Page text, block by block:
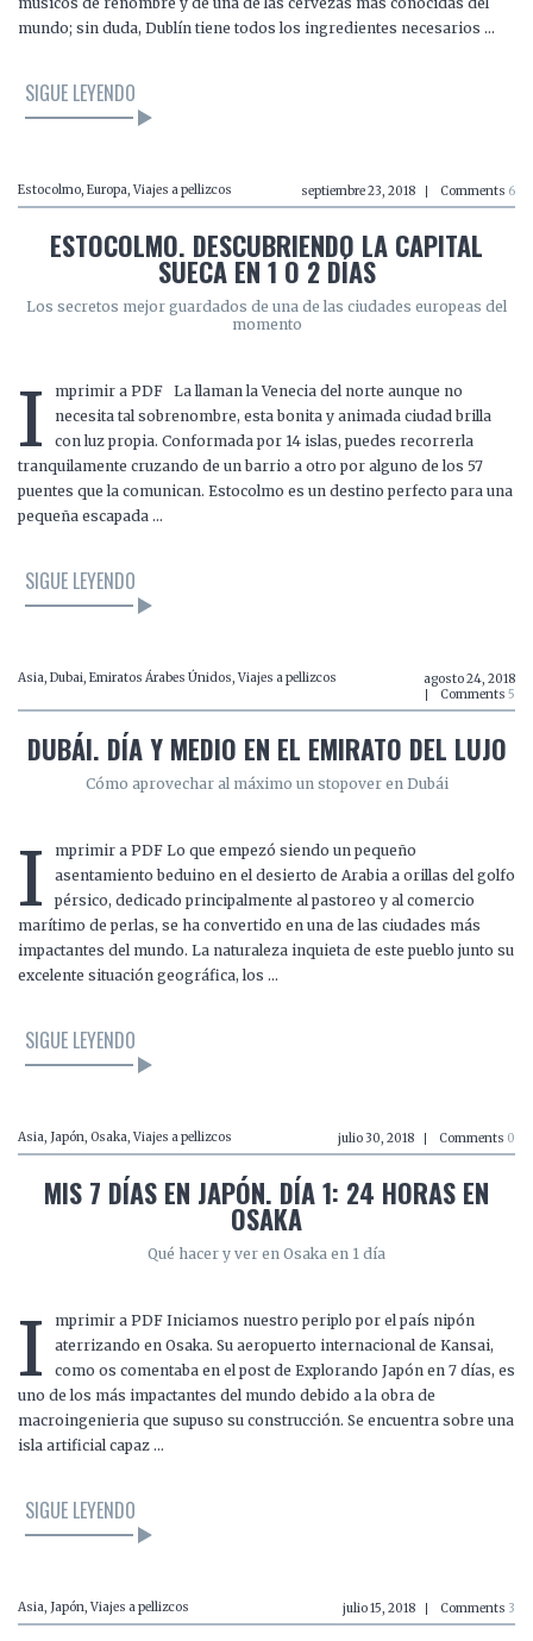
mundo; sin duda, Dublín tiene todos los ingredientes necesarios …
SIGUE LEYENDO
Estocolmo Europa Viajes a pellizcos septiembre 23, 2018 Comments 6
ESTOCOLMO. DESCUBRIENDO LA CAPITAL
SUECA EN 1 O 2 DÍAS
Los secretos mejor guardados de una de las ciudades europeas del
momento
I
mprimir a PDF La llaman la Venecia del norte aunque no
necesita tal sobrenombre, esta bonita y animada ciudad brilla
con luz propia. Conformada por 14 islas, puedes recorrerla
tranquilamente cruzando de un barrio a otro por alguno de los 57
puentes que la comunican. Estocolmo es un destino perfecto para una
pequeña escapada …
SIGUE LEYENDO
Asia Dubai Emiratos Árabes Únidos Viajes a pellizcos
agosto 24, 2018
Comments 5
DUBÁI. DÍA Y MEDIO EN EL EMIRATO DEL LUJO
Cómo aprovechar al máximo un stopover en Dubái
I
mprimir a PDF Lo que empezó siendo un pequeño
asentamiento beduino en el desierto de Arabia a orillas del golfo
pérsico, dedicado principalmente al pastoreo y al comercio
marítimo de perlas, se ha convertido en una de las ciudades más
impactantes del mundo. La naturaleza inquieta de este pueblo junto su
excelente situación geográfica, los …
SIGUE LEYENDO
Asia Japón Osaka Viajes a pellizcos julio 30, 2018 Comments 0
MIS 7 DÍAS EN JAPÓN. DÍA 1: 24 HORAS EN
OSAKA
Qué hacer y ver en Osaka en 1 día
I
mprimir a PDF Iniciamos nuestro periplo por el país nipón
aterrizando en Osaka. Su aeropuerto internacional de Kansai,
como os comentaba en el post de Explorando Japón en 7 días, es
uno de los más impactantes del mundo debido a la obra de
macroingenieria que supuso su construcción. Se encuentra sobre una
isla artificial capaz …
SIGUE LEYENDO
Asia Japón Viajes a pellizcos julio 15, 2018 Comments 3